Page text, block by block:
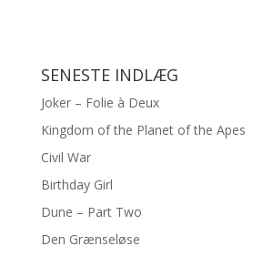
SENESTE INDLÆG
Joker – Folie à Deux
Kingdom of the Planet of the Apes
Civil War
Birthday Girl
Dune – Part Two
Den Grænseløse